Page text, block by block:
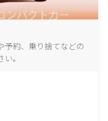
予約、乗り捨てなどの
。